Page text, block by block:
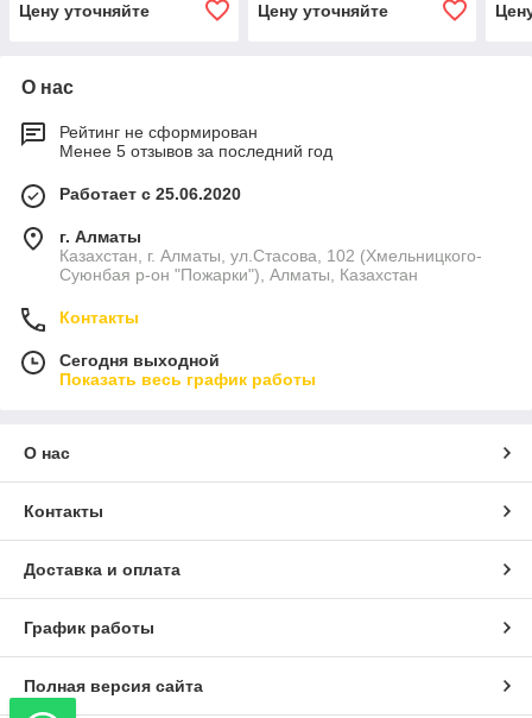
Цену уточняйте
Цену уточняйте
О нас
Рейтинг не сформирован
Менее 5 отзывов за последний год
Работает с 25.06.2020
г. Алматы
Казахстан, г. Алматы, ул.Стасова, 102 (Хмельницкого-
Суюнбая р-он "Пожарки"), Алматы, Казахстан
Контакты
Сегодня выходной
Показать весь график работы
О нас
Контакты
Доставка и оплата
График работы
Полная версия сайта